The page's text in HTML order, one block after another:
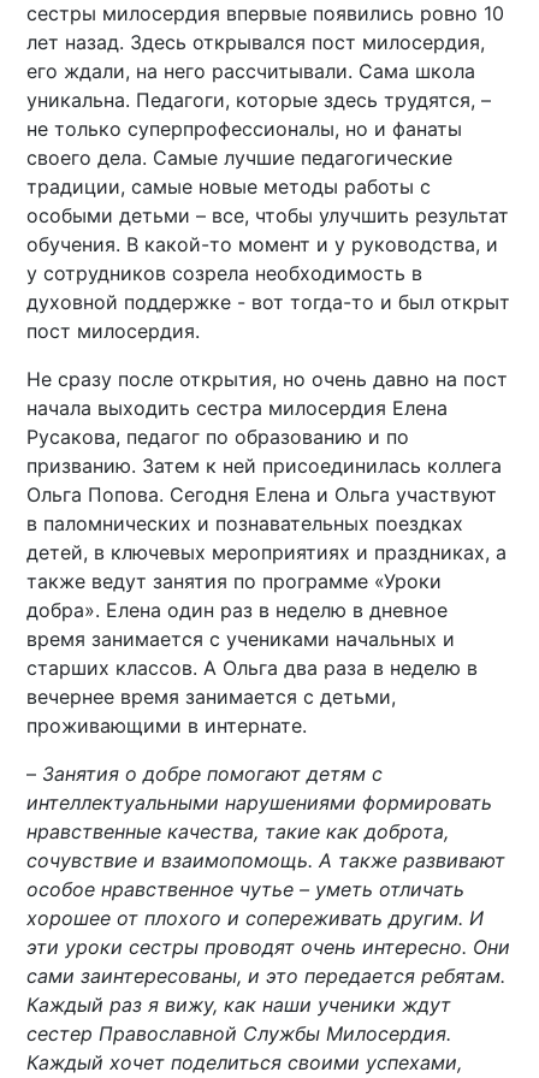
сестры милосердия впервые появились ровно 10
лет назад. Здесь открывался пост милосердия,
его ждали, на него рассчитывали. Сама школа
уникальна. Педагоги, которые здесь трудятся, –
не только суперпрофессионалы, но и фанаты
своего дела. Самые лучшие педагогические
традиции, самые новые методы работы с
особыми детьми – все, чтобы улучшить результат
обучения. В какой-то момент и у руководства, и
у сотрудников созрела необходимость в
духовной поддержке - вот тогда-то и был открыт
пост милосердия.
Не сразу после открытия, но очень давно на пост
начала выходить сестра милосердия Елена
Русакова, педагог по образованию и по
призванию. Затем к ней присоединилась коллега
Ольга Попова. Сегодня Елена и Ольга участвуют
в паломнических и познавательных поездках
детей, в ключевых мероприятиях и праздниках, а
также ведут занятия по программе «Уроки
добра». Елена один раз в неделю в дневное
время занимается с учениками начальных и
старших классов. А Ольга два раза в неделю в
вечернее время занимается с детьми,
проживающими в интернате.
– Занятия о добре помогают детям с
интеллектуальными нарушениями формировать
нравственные качества, такие как доброта,
сочувствие и взаимопомощь. А также развивают
особое нравственное чутье – уметь отличать
хорошее от плохого и сопереживать другим. И
эти уроки сестры проводят очень интересно. Они
сами заинтересованы, и это передается ребятам.
Каждый раз я вижу, как наши ученики ждут
сестер Православной Службы Милосердия.
Каждый хочет поделиться своими успехами,